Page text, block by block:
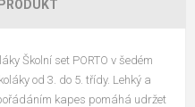
Školní set PORTO v šedém
od 3. do 5. třídy. Lehký a
kapes pomáhá udržet